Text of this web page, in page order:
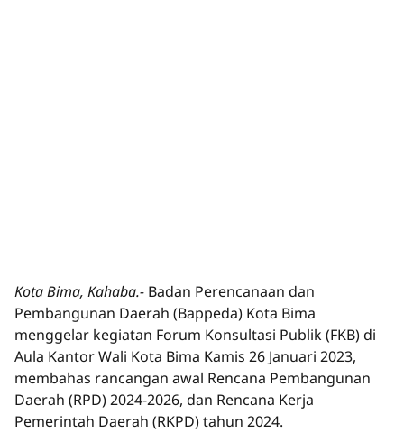
Kota Bima, Kahaba.- Badan Perencanaan dan
Pembangunan Daerah (Bappeda) Kota Bima
menggelar kegiatan Forum Konsultasi Publik (FKB) di
Aula Kantor Wali Kota Bima Kamis 26 Januari 2023,
membahas rancangan awal Rencana Pembangunan
Daerah (RPD) 2024-2026, dan Rencana Kerja
Pemerintah Daerah (RKPD) tahun 2024.